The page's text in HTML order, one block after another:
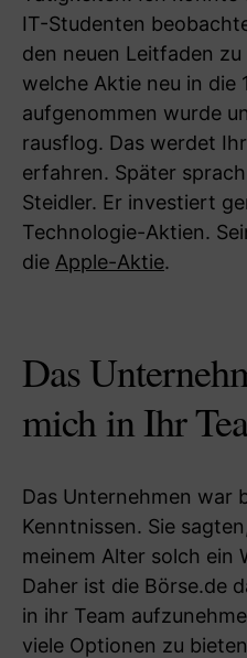
IT-Studenten
den neuen Leitfaden
welche Aktie neu in die
aufgenommen wurde
rausflog. Das werdet
erfahren. Später
Steidler. Er investiert
Technologie-Aktien.
die Apple-Aktie.
Das
mich in Ihr
Das Unternehmen war
Kenntnissen. Sie
meinem Alter solch ein
Daher ist die Börse.de
in ihr Team
viele Optionen zu